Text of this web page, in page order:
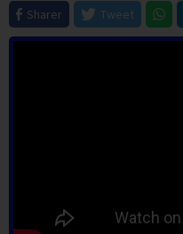
Sharer
Tweet